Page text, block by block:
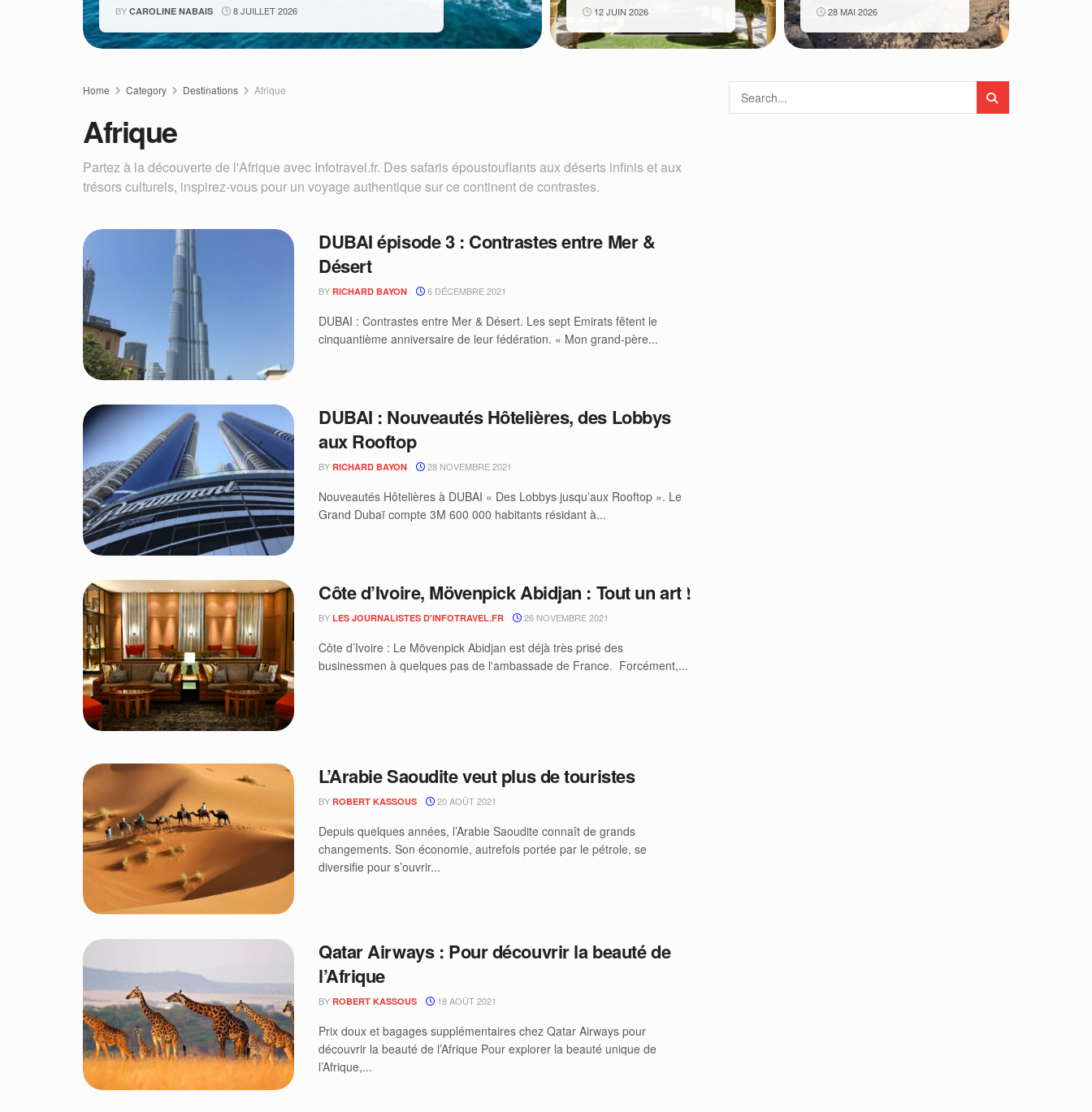
BY CAROLINE NABAIS 8 JUILLET 2026 12 JUIN 2026 28 MAI 2026
Home Category Destinations Afrique
Afrique
Partez à la découverte de l'Afrique avec Infotravel.fr. Des safaris époustouflants aux déserts infinis et aux
trésors culturels, inspirez-vous pour un voyage authentique sur ce continent de contrastes.
DUBAI épisode 3 : Contrastes entre Mer &
Désert
BY RICHARD BAYON 6 DÉCEMBRE 2021
DUBAI : Contrastes entre Mer & Désert. Les sept Emirats fêtent le
cinquantième anniversaire de leur fédération. « Mon grand-père...
DUBAI : Nouveautés Hôtelières, des Lobbys
aux Rooftop
BY RICHARD BAYON 28 NOVEMBRE 2021
Nouveautés Hôtelières à DUBAI « Des Lobbys jusqu’aux Rooftop ». Le
Grand Dubaï compte 3M 600 000 habitants résidant à...
Côte d’Ivoire, Mövenpick Abidjan : Tout un art !
BY LES JOURNALISTES D'INFOTRAVEL.FR 26 NOVEMBRE 2021
Côte d’Ivoire : Le Mövenpick Abidjan est déjà très prisé des
businessmen à quelques pas de l'ambassade de France. Forcément,...
L’Arabie Saoudite veut plus de touristes
BY ROBERT KASSOUS 20 AOÛT 2021
Depuis quelques années, l’Arabie Saoudite connaît de grands
changements. Son économie, autrefois portée par le pétrole, se
diversifie pour s’ouvrir...
Qatar Airways : Pour découvrir la beauté de
l’Afrique
BY ROBERT KASSOUS 18 AOÛT 2021
Prix doux et bagages supplémentaires chez Qatar Airways pour
découvrir la beauté de l’Afrique Pour explorer la beauté unique de
l’Afrique,...